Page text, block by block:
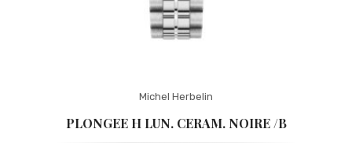
Michel Herbelin
PLONGEE H LUN. CERAM. NOIRE /B